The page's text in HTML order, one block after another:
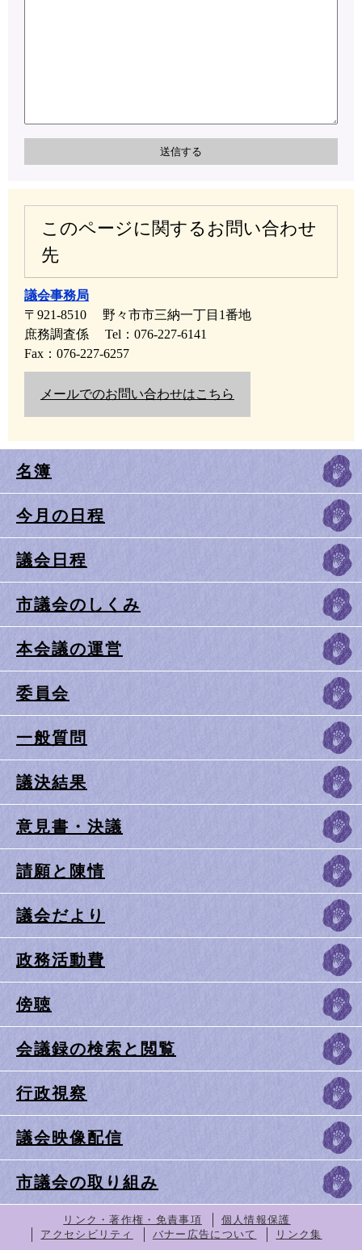
このページに関するお問い合わせ
先
議会事務局
〒921-8510
野々市市三納一丁目1番地
庶務調査係
Tel：076-227-6141
Fax：076-227-6257
メールでのお問い合わせはこちら
名簿
今月の日程
議会日程
市議会のしくみ
本会議の運営
委員会
一般質問
議決結果
意見書・決議
請願と陳情
議会だより
政務活動費
傍聴
会議録の検索と閲覧
行政視察
議会映像配信
市議会の取り組み
リンク・著作権・免責事項
個人情報保護
アクセシビリティ
バナー広告について リンク集